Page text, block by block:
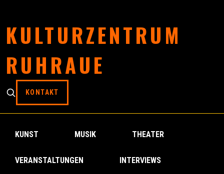
KULTURZENTRUM
RUHRAUE
KONTAKT
KUNST MUSIK THEATER
VERANSTALTUNGEN INTERVIEWS